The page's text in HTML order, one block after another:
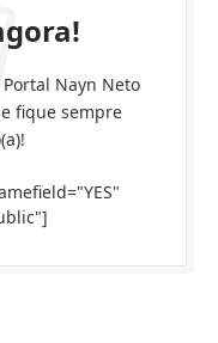
Nayn Neto
fique sempre